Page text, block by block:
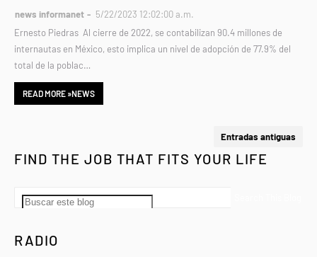
news informanet
5/22/2023 12:02:00 a.m.
Ernesto Piedras Al cierre de 2022, se contabilizan 90.4 millones de
internautas en México, esto implica un nivel de adopción de 77.9% del
total de la poblac…
READ MORE »NEWS
Entradas antiguas
FIND THE JOB THAT FITS YOUR LIFE
RADIO